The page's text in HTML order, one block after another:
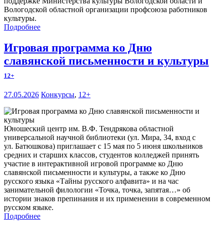
Вологодской областной организации профсоюза работников
культуры.
Подробнее
Игровая программа ко Дню
славянской письменности и культуры
12+
27.05.2026 Конкурсы, 12+
Юношеский центр им. В.Ф. Тендрякова областной
универсальной научной библиотеки (ул. Мира, 34, вход с
ул. Батюшкова) приглашает с 15 мая по 5 июня школьников
средних и старших классов, студентов колледжей принять
участие в интерактивной игровой программе ко Дню
славянской письменности и культуры, а также ко Дню
русского языка «Тайны русского алфавита» и на час
занимательной филологии «Точка, точка, запятая…» об
истории знаков препинания и их применении в современном
русском языке.
Подробнее